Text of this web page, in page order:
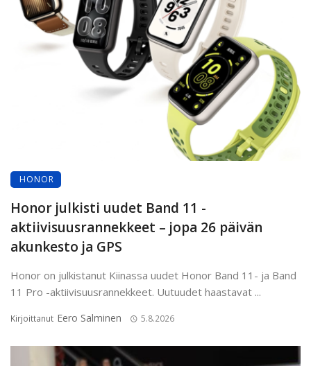
HONOR
Honor julkisti uudet Band 11 -
aktiivisuusrannekkeet – jopa 26 päivän
akunkesto ja GPS
Honor on julkistanut Kiinassa uudet Honor Band 11- ja Band
11 Pro -aktiivisuusrannekkeet. Uutuudet haastavat ...
Kirjoittanut Eero Salminen 5.8.2026